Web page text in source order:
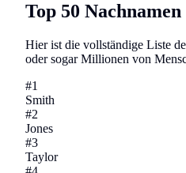
Top 50
Hier ist die vollständige Liste
oder sogar Millionen von
#1
Smith
#2
Jones
#3
Taylor